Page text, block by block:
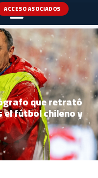
ACCESO ASOCIADOS
que retrató
el fútbol chileno y